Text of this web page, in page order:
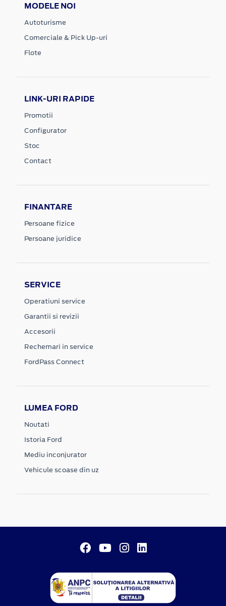
MODELE NOI
Autoturisme
Comerciale & Pick Up-uri
Flote
LINK-URI RAPIDE
Promotii
Configurator
Stoc
Contact
FINANTARE
Persoane fizice
Persoane juridice
SERVICE
Operatiuni service
Garantii si revizii
Accesorii
Rechemari in service
FordPass Connect
LUMEA FORD
Noutati
Istoria Ford
Mediu inconjurator
Vehicule scoase din uz